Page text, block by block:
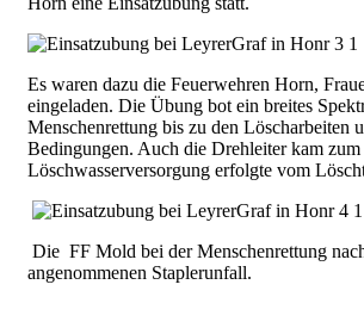
Es waren dazu die Feuerwehren Horn,
eingeladen. Die Übung bot ein breites
Menschenrettung bis zu den Löscharbeiten
Bedingungen. Auch die Drehleiter kam
Löschwasserversorgung erfolgte vom
Die FF Mold bei der Menschenrettung
angenommenen Staplerunfall.